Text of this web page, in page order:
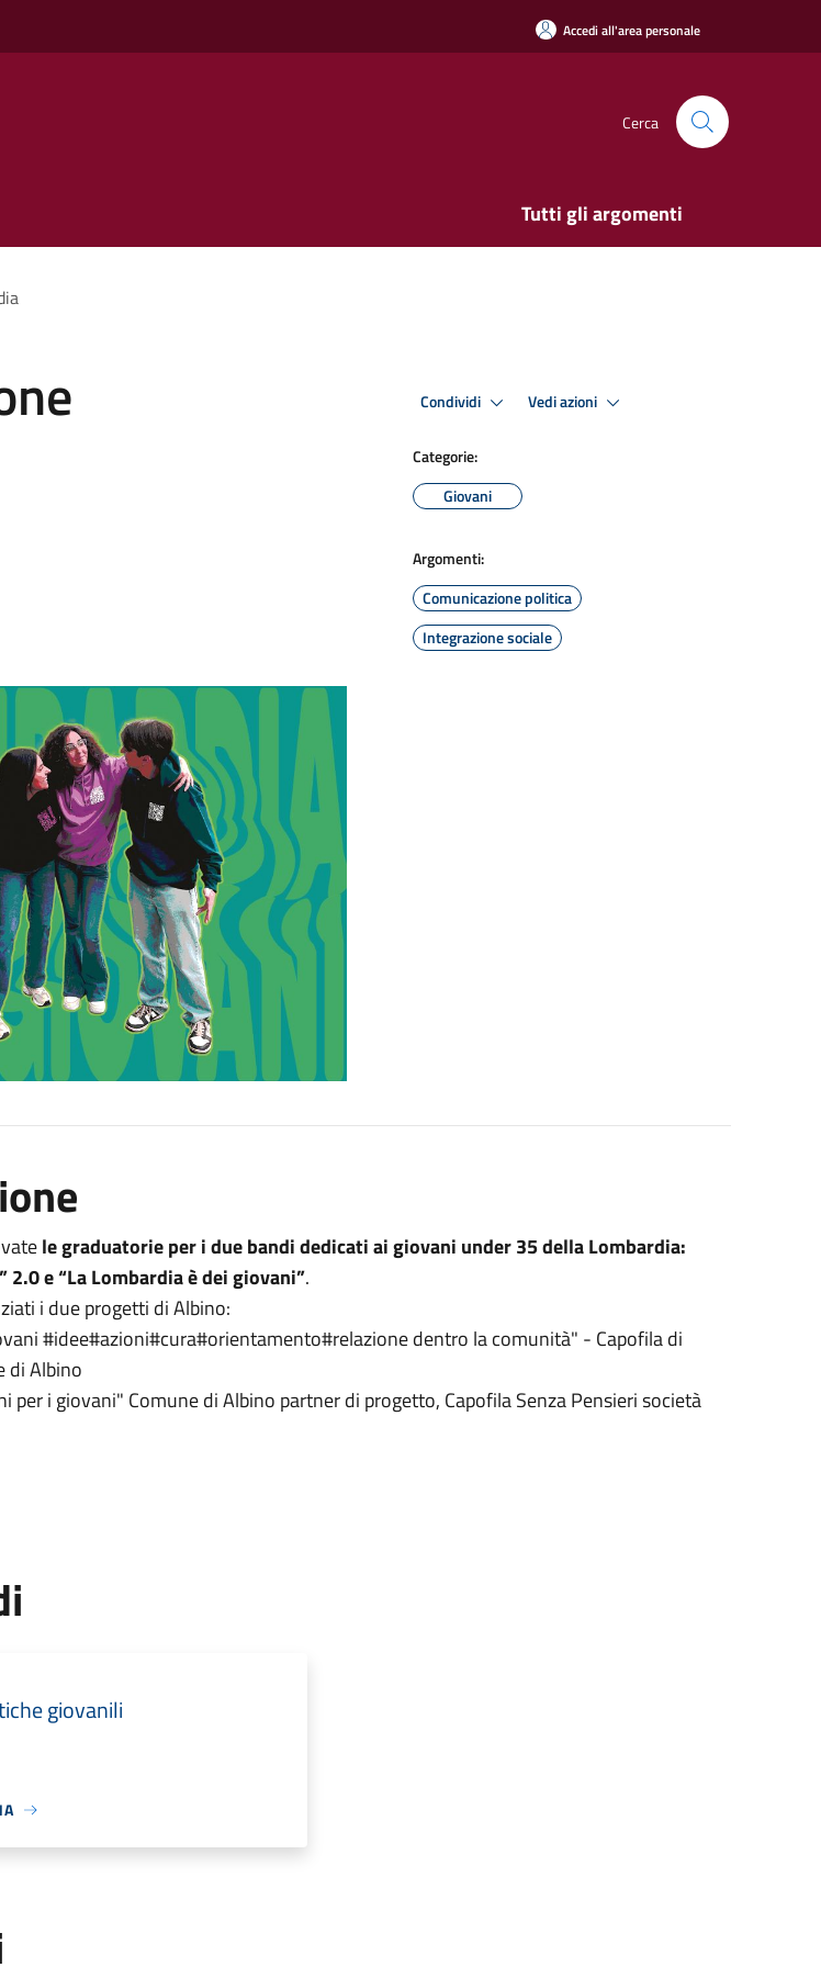
Accedi all'area personale
Cerca
Tutti gli argomenti
Condividi Vedi azioni
Categorie:
Giovani
Argomenti:
Comunicazione politica
Integrazione sociale
le graduatorie per i due bandi dedicati ai giovani under 35 della Lombardia:
2.0 e “La Lombardia è dei giovani”.
i due progetti di Albino:
#idee#azioni#cura#orientamento#relazione dentro la comunità" - Capofila di
di Albino
per i giovani" Comune di Albino partner di progetto, Capofila Senza Pensieri società
giovanili